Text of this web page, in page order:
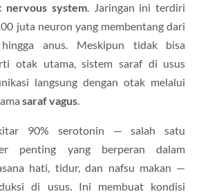
nervous system. Jaringan ini terdiri
juta neuron yang membentang dari
hingga anus. Meskipun tidak bisa
otak utama, sistem saraf di usus
langsung dengan otak melalui
saraf vagus.
90% serotonin — salah satu
penting yang berperan dalam
hati, tidur, dan nafsu makan —
di usus. Ini membuat kondisi